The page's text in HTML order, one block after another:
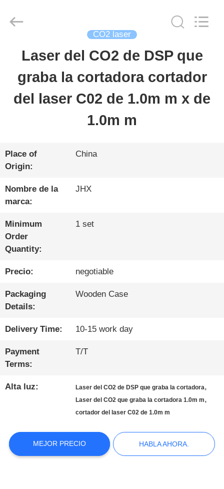
HOGAR
PRODUCTOS
NOSOTROS
VISITA
A
LA
FÁBRICA
CONTROL
DE
CALIDAD
CONTÁCTENOS
HABLA
AHORA.
Photoelectric
CO2 laser
Laser del CO2 de DSP que
graba la cortadora cortador
del laser C02 de 1.0m m x de
1.0m m
Place of
Origin:
China
Nombre de la
marca:
JHX
Minimum
Order
Quantity:
1 set
Precio: negotiable
Packaging
Details:
Wooden Case
Delivery Time: 10-15 work day
Payment
Terms:
T/T
Alta luz: Laser del CO2 de DSP que graba la cortadora,
Laser del CO2 que graba la cortadora 1.0m m,
cortador del laser C02 de 1.0m m
MEJOR PRECIO HABLA AHORA.